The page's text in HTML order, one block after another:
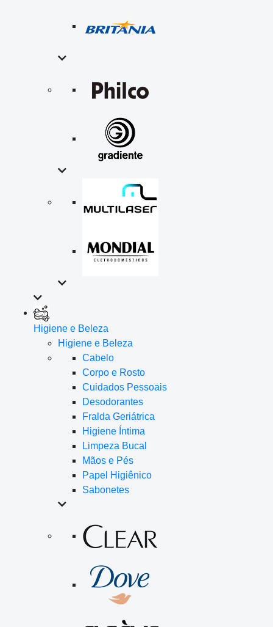
Higiene e Beleza
Higiene e Beleza
Cabelo
Corpo e Rosto
Cuidados Pessoais
Desodorantes
Fralda Geriátrica
Higiene Íntima
Limpeza Bucal
Mãos e Pés
Papel Higiênico
Sabonetes